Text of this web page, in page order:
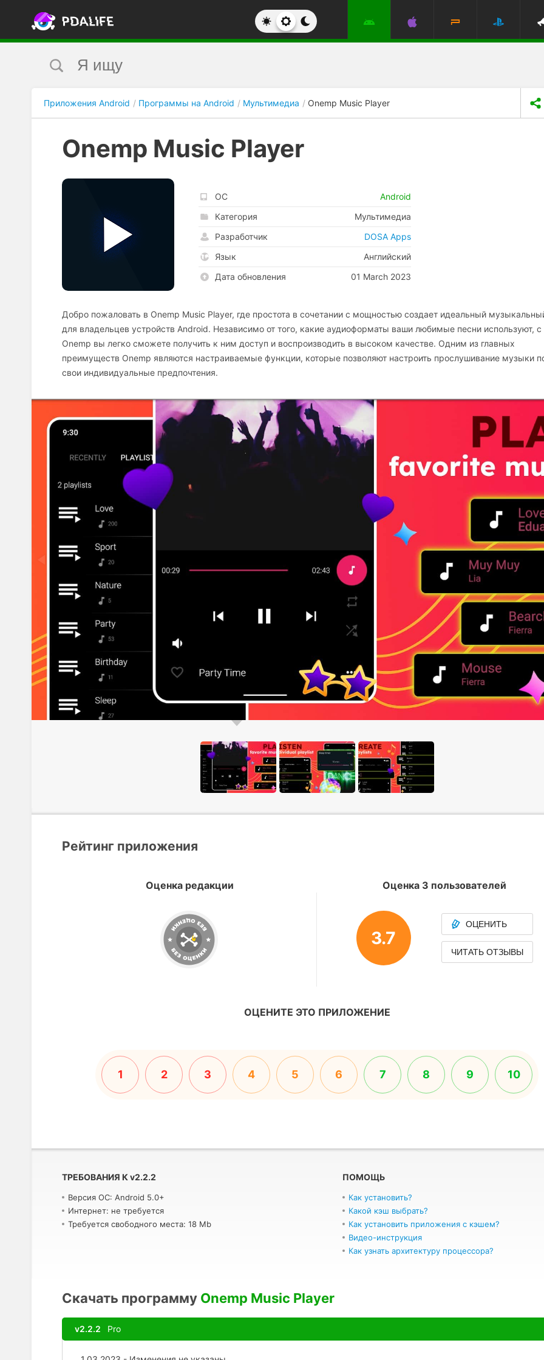
Приложения Android Программы на Android Мультимедиа Onemp Music Player
Onemp Music Player
ОС
Android
Категория
Мультимедиа
Разработчик
DOSA Apps
Язык
Английский
Дата обновления
01 March 2023
Добро пожаловать в Onemp Music Player, где простота в сочетании с мощностью создает идеальный
для владельцев устройств Android. Независимо от того, какие аудиоформаты ваши любимые песни используют, с
Onemp вы легко сможете получить к ним доступ и воспроизводить в высоком качестве. Одним из главных
преимуществ Onemp являются настраиваемые функции, которые позволяют настроить прослушивание музыки
свои индивидуальные предпочтения.
Рейтинг приложения
Оценка редакции Оценка 3 пользователей
3.7
ОЦЕНИТЬ
ЧИТАТЬ ОТЗЫВЫ
ОЦЕНИТЕ ЭТО ПРИЛОЖЕНИЕ
1 2 3 4 5 6 7 8 9 10
ТРЕБОВАНИЯ К v2.2.2
Версия ОС: Android 5.0+
Интернет: не требуется
Требуется свободного места: 18 Mb
ПОМОЩЬ
Как установить?
Какой кэш выбрать?
Как установить приложения с кэшем?
Видео-инструкция
Как узнать архитектуру процессора?
Скачать программу Onemp Music Player
v2.2.2 Pro